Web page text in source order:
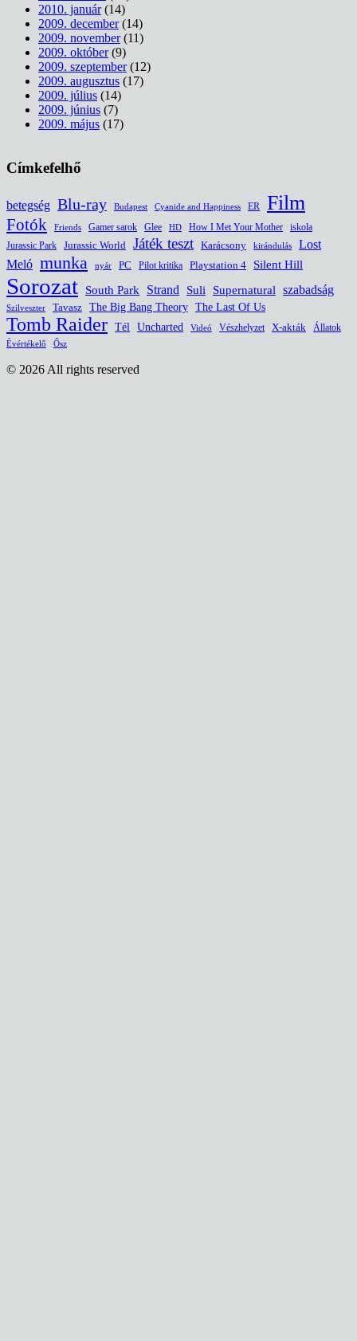
2010. január(14)
2009. december(14)
2009. november(11)
2009. október(9)
2009. szeptember(12)
2009. augusztus (17)
2009. július (14)
2009. június (7)
2009. május (17)
Címkefelhő
betegség Blu-ray Budapest Cyanide and Happiness ER Film
Fotók Friends Gamer sarok Glee HD How I Met Your Mother
iskola
Jurassic Park
Jurassic World Játék teszt Karácsony kirándulás Lost
Meló munka nyár PC Pilot kritika Playstation 4 Silent Hill
Sorozat South Park Strand Suli Supernatural szabadság
Szilveszter Tavasz The Big Bang Theory The Last Of Us
Tomb Raider Tél Uncharted Videó Vészhelyzet X-akták Állatok
Évértékelő Ősz
© 2026 All rights reserved